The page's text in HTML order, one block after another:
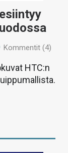
Kommentit (4)
HTC:n